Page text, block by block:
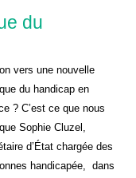
du
vers une nouvelle
du handicap en
? C’est ce que nous
Sophie Cluzel,
d’État chargée des
handicapée, dans